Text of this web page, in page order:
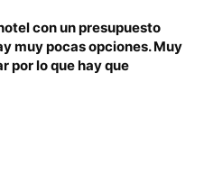
con un presupuesto
muy pocas opciones. Muy
por lo que hay que